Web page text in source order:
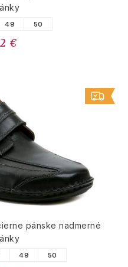
49 50
€
pánske nadmerné
49 50